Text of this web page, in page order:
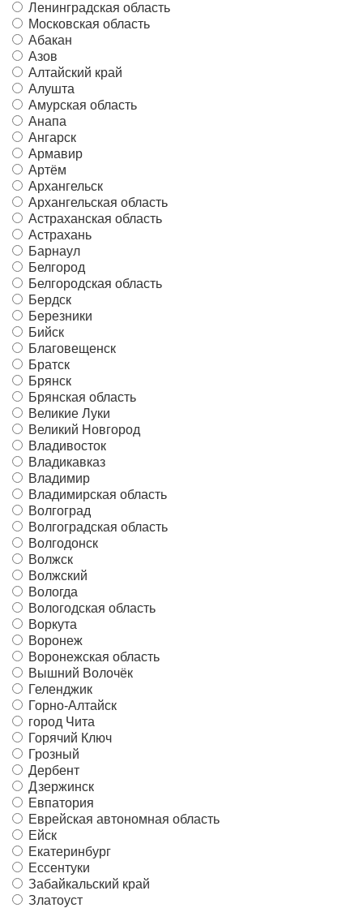
Ленинградская область
Московская область
Абакан
Азов
Алтайский край
Алушта
Амурская область
Анапа
Ангарск
Армавир
Артём
Архангельск
Архангельская область
Астраханская область
Астрахань
Барнаул
Белгород
Белгородская область
Бердск
Березники
Бийск
Благовещенск
Братск
Брянск
Брянская область
Великие Луки
Великий Новгород
Владивосток
Владикавказ
Владимир
Владимирская область
Волгоград
Волгоградская область
Волгодонск
Волжск
Волжский
Вологда
Вологодская область
Воркута
Воронеж
Воронежская область
Вышний Волочёк
Геленджик
Горно-Алтайск
город Чита
Горячий Ключ
Грозный
Дербент
Дзержинск
Евпатория
Еврейская автономная область
Ейск
Екатеринбург
Ессентуки
Забайкальский край
Златоуст